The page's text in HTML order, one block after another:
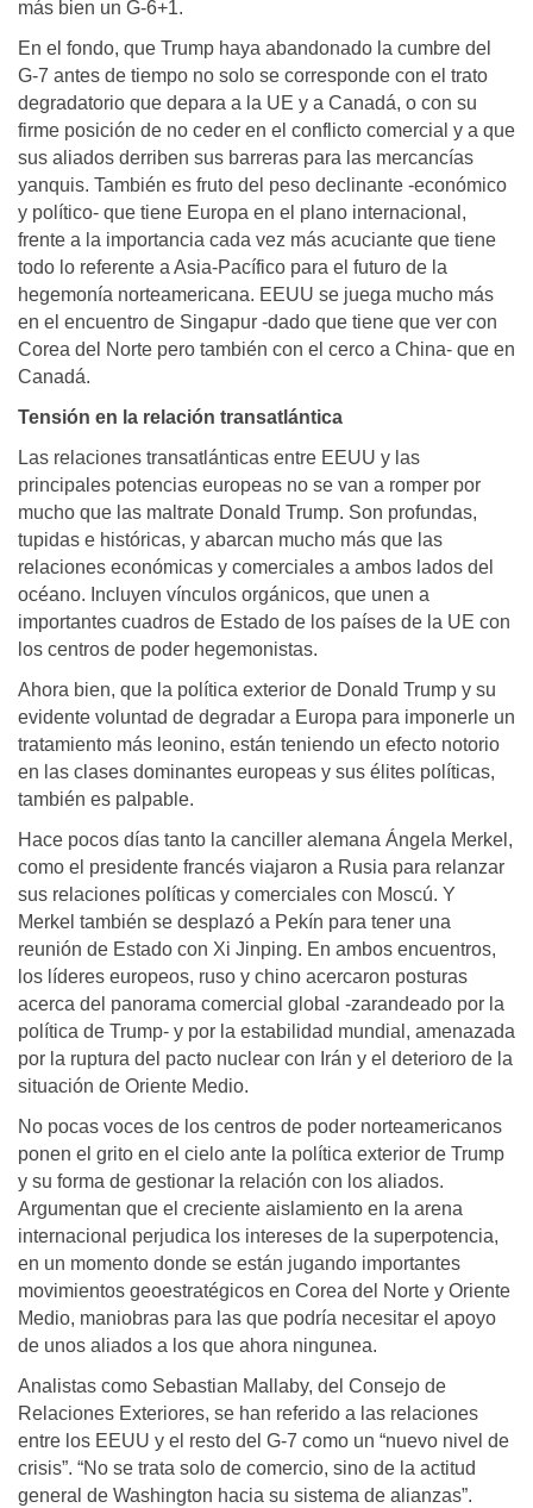
más bien un G-6+1.
En el fondo, que Trump haya abandonado la cumbre del
G-7 antes de tiempo no solo se corresponde con el trato
degradatorio que depara a la UE y a Canadá, o con su
firme posición de no ceder en el conflicto comercial y a que
sus aliados derriben sus barreras para las mercancías
yanquis. También es fruto del peso declinante -económico
y político- que tiene Europa en el plano internacional,
frente a la importancia cada vez más acuciante que tiene
todo lo referente a Asia-Pacífico para el futuro de la
hegemonía norteamericana. EEUU se juega mucho más
en el encuentro de Singapur -dado que tiene que ver con
Corea del Norte pero también con el cerco a China- que en
Canadá.
Tensión en la relación transatlántica
Las relaciones transatlánticas entre EEUU y las
principales potencias europeas no se van a romper por
mucho que las maltrate Donald Trump. Son profundas,
tupidas e históricas, y abarcan mucho más que las
relaciones económicas y comerciales a ambos lados del
océano. Incluyen vínculos orgánicos, que unen a
importantes cuadros de Estado de los países de la UE con
los centros de poder hegemonistas.
Ahora bien, que la política exterior de Donald Trump y su
evidente voluntad de degradar a Europa para imponerle un
tratamiento más leonino, están teniendo un efecto notorio
en las clases dominantes europeas y sus élites políticas,
también es palpable.
Hace pocos días tanto la canciller alemana Ángela Merkel,
como el presidente francés viajaron a Rusia para relanzar
sus relaciones políticas y comerciales con Moscú. Y
Merkel también se desplazó a Pekín para tener una
reunión de Estado con Xi Jinping. En ambos encuentros,
los líderes europeos, ruso y chino acercaron posturas
acerca del panorama comercial global -zarandeado por la
política de Trump- y por la estabilidad mundial, amenazada
por la ruptura del pacto nuclear con Irán y el deterioro de la
situación de Oriente Medio.
No pocas voces de los centros de poder norteamericanos
ponen el grito en el cielo ante la política exterior de Trump
y su forma de gestionar la relación con los aliados.
Argumentan que el creciente aislamiento en la arena
internacional perjudica los intereses de la superpotencia,
en un momento donde se están jugando importantes
movimientos geoestratégicos en Corea del Norte y Oriente
Medio, maniobras para las que podría necesitar el apoyo
de unos aliados a los que ahora ningunea.
Analistas como Sebastian Mallaby, del Consejo de
Relaciones Exteriores, se han referido a las relaciones
entre los EEUU y el resto del G-7 como un “nuevo nivel de
crisis”. “No se trata solo de comercio, sino de la actitud
general de Washington hacia su sistema de alianzas”.